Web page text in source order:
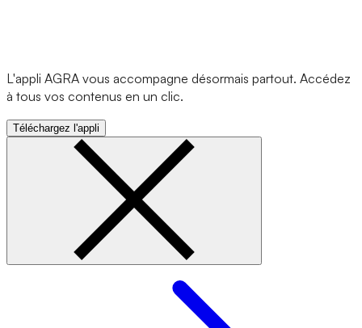
L'appli AGRA vous accompagne désormais partout. Accédez
à tous vos contenus en un clic.
Téléchargez l'appli